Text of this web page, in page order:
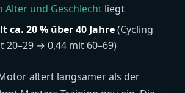
Alter und Geschlecht liegt
ca. 20 % über 40 Jahre(Cycling
20–29 → 0,44 mit 60–69)
altert langsamer als der